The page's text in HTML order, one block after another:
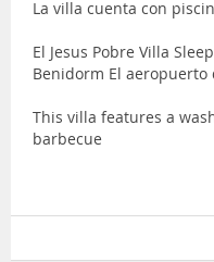
La villa cuenta con
El Jesus Pobre Villa
Benidorm El aeropuerto
This villa features a
barbecue